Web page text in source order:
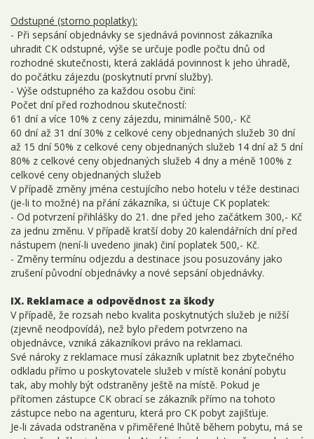
Odstupné (storno poplatky):
- Při sepsání objednávky se sjednává povinnost zákazníka
uhradit CK odstupné, výše se určuje podle počtu dnů od
rozhodné skutečnosti, která zakládá povinnost k jeho úhradě,
do počátku zájezdu (poskytnutí první služby).
- Výše odstupného za každou osobu činí:
Počet dní před rozhodnou skutečností:
61 dní a více 10% z ceny zájezdu, minimálně 500,- Kč
60 dní až 31 dní 30% z celkové ceny objednaných služeb 30 dní
až 15 dní 50% z celkové ceny objednaných služeb 14 dní až 5 dní
80% z celkové ceny objednaných služeb 4 dny a méně 100% z
celkové ceny objednaných služeb
V případě změny jména cestujícího nebo hotelu v téže destinaci
(je-li to možné) na přání zákazníka, si účtuje CK poplatek:
- Od potvrzení přihlášky do 21. dne před jeho začátkem 300,- Kč
za jednu změnu. V případě kratší doby 20 kalendářních dní před
nástupem (není-li uvedeno jinak) činí poplatek 500,- Kč.
- Změny termínu odjezdu a destinace jsou posuzovány jako
zrušení původní objednávky a nové sepsání objednávky.
IX. Reklamace a odpovědnost za škody
V případě, že rozsah nebo kvalita poskytnutých služeb je nižší
(zjevně neodpovídá), než bylo předem potvrzeno na
objednávce, vzniká zákazníkovi právo na reklamaci.
Své nároky z reklamace musí zákazník uplatnit bez zbytečného
odkladu přímo u poskytovatele služeb v místě konání pobytu
tak, aby mohly být odstraněny ještě na místě. Pokud je
přítomen zástupce CK obrací se zákazník přímo na tohoto
zástupce nebo na agenturu, která pro CK pobyt zajišťuje.
Je-li závada odstraněna v přiměřené lhůtě během pobytu, má se